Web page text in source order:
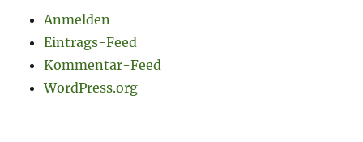
Anmelden
Eintrags-Feed
Kommentar-Feed
WordPress.org